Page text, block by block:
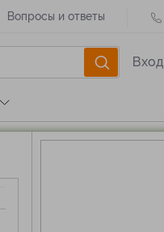
Вопросы и ответы
Вход